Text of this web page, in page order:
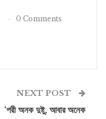
0 Comments
NEXT POST
‘পরী অনক দুষ্টু, আবার অনেক